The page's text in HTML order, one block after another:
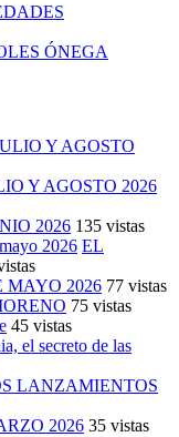
ÓNEGA
Y AGOSTO 2026
2026 135 vistas
EL
MAYO 2026 77 vistas
75 vistas
45 vistas
el secreto de las
LANZAMIENTOS
2026 35 vistas